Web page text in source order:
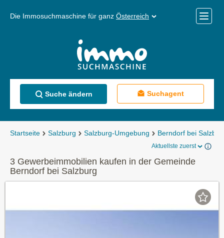
Die Immosuchmaschine für ganz Österreich
Menü
Suche ändern Suchagent
Startseite Salzburg Salzburg-Umgebung Berndorf bei
Aktuellste zuerst
3 Gewerbeimmobilien kaufen in der Gemeinde
Berndorf bei Salzburg